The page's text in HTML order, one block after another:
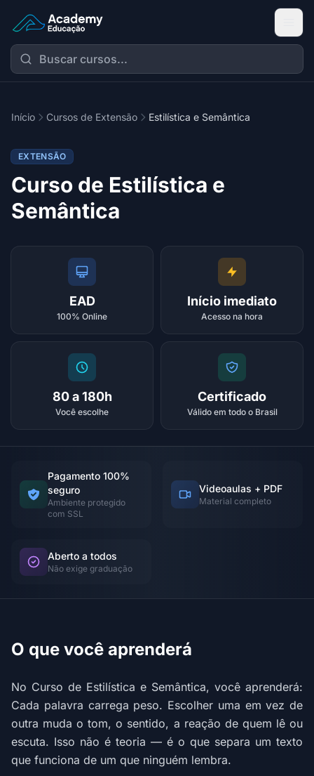
Academy Extensão
Início Cursos de Extensão Estilística e Semântica
EXTENSÃO
Curso de Estilística e
Semântica
EAD
100% Online
Início imediato
Acesso na hora
80 a 180h
Você escolhe
Certificado
Válido em todo o Brasil
Pagamento 100%
seguro
Ambiente protegido
com SSL
Videoaulas + PDF
Material completo
Aberto a todos
Não exige graduação
O que você aprenderá
No Curso de Estilística e Semântica, você aprenderá:
Cada palavra carrega peso. Escolher uma em vez de
outra muda o tom, o sentido, a reação de quem lê ou
escuta. Isso não é teoria — é o que separa um texto
que funciona de um que ninguém lembra.